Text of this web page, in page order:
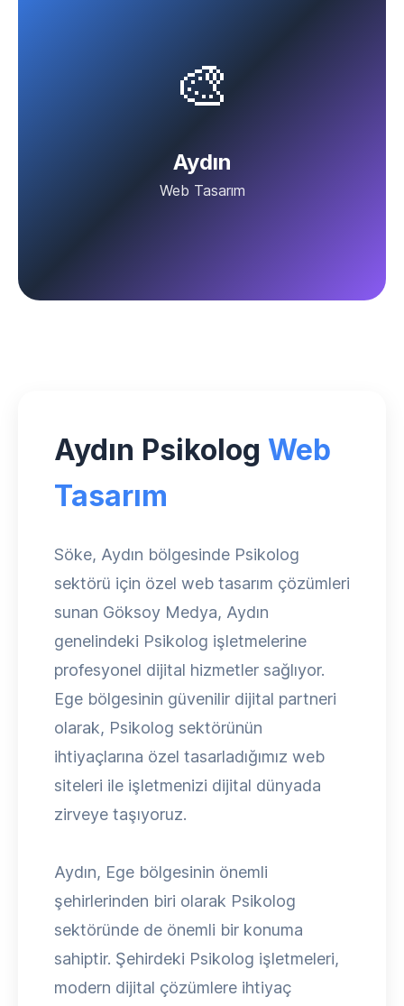
🎨
Aydın
Web Tasarım
Aydın Psikolog Web
Tasarım
Söke, Aydın bölgesinde Psikolog
sektörü için özel web tasarım çözümleri
sunan Göksoy Medya, Aydın
genelindeki Psikolog işletmelerine
profesyonel dijital hizmetler sağlıyor.
Ege bölgesinin güvenilir dijital partneri
olarak, Psikolog sektörünün
ihtiyaçlarına özel tasarladığımız web
siteleri ile işletmenizi dijital dünyada
zirveye taşıyoruz.
Aydın, Ege bölgesinin önemli
şehirlerinden biri olarak Psikolog
sektöründe de önemli bir konuma
sahiptir. Şehirdeki Psikolog işletmeleri,
modern dijital çözümlere ihtiyaç